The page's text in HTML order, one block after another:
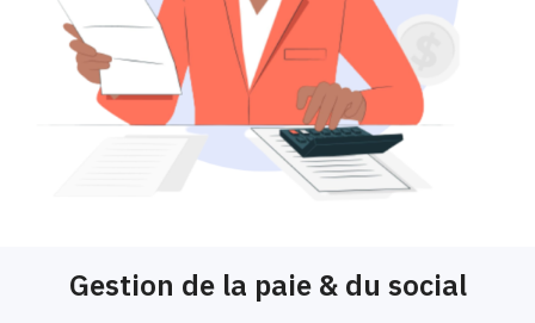
Gestion de la paie & du social